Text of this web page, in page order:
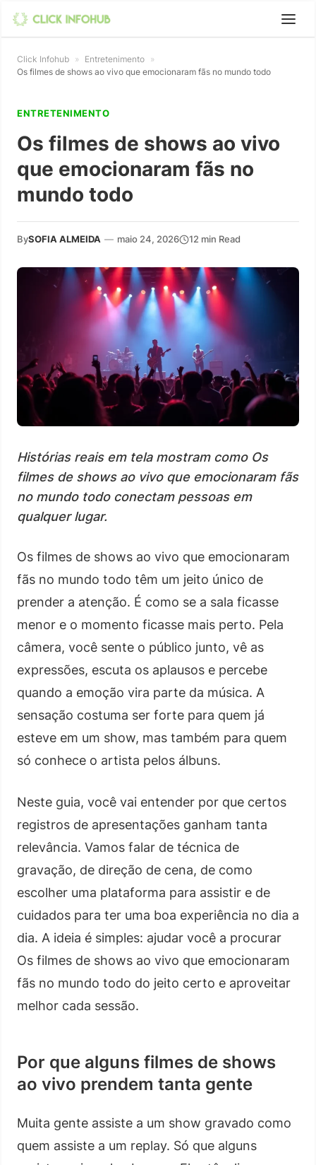
Click Infohub » Entretenimento »
Os filmes de shows ao vivo que emocionaram fãs no mundo todo
ENTRETENIMENTO
Os filmes de shows ao vivo
que emocionaram fãs no
mundo todo
BySOFIA ALMEIDA — maio 24, 2026 12 min Read
Histórias reais em tela mostram como Os
filmes de shows ao vivo que emocionaram fãs
no mundo todo conectam pessoas em
qualquer lugar.
Os filmes de shows ao vivo que emocionaram
fãs no mundo todo têm um jeito único de
prender a atenção. É como se a sala ficasse
menor e o momento ficasse mais perto. Pela
câmera, você sente o público junto, vê as
expressões, escuta os aplausos e percebe
quando a emoção vira parte da música. A
sensação costuma ser forte para quem já
esteve em um show, mas também para quem
só conhece o artista pelos álbuns.
Neste guia, você vai entender por que certos
registros de apresentações ganham tanta
relevância. Vamos falar de técnica de
gravação, de direção de cena, de como
escolher uma plataforma para assistir e de
cuidados para ter uma boa experiência no dia a
dia. A ideia é simples: ajudar você a procurar
Os filmes de shows ao vivo que emocionaram
fãs no mundo todo do jeito certo e aproveitar
melhor cada sessão.
Por que alguns filmes de shows
ao vivo prendem tanta gente
Muita gente assiste a um show gravado como
quem assiste a um replay. Só que alguns